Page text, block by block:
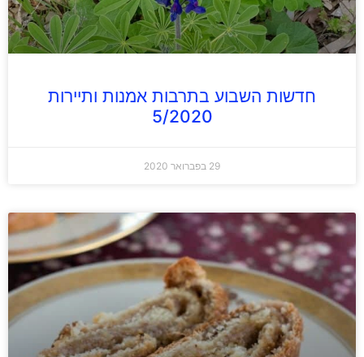
חדשות השבוע בתרבות אמנות ותיירות
5/2020
29 בפברואר 2020